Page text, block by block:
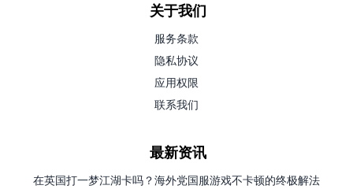
关于我们
服务条款
隐私协议
应用权限
联系我们
最新资讯
在英国打一梦江湖卡吗？海外党国服游戏不卡顿的终极解法